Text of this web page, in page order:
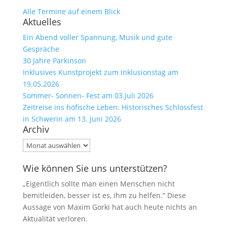
Alle Termine auf einem Blick
Aktuelles
Ein Abend voller Spannung, Musik und gute
Gespräche
30 Jahre Parkinson
Inklusives Kunstprojekt zum Inklusionstag am
19.05.2026
Sommer- Sonnen- Fest am 03.Juli 2026
Zeitreise ins höfische Leben: Historisches Schlossfest
in Schwerin am 13. Juni 2026
Archiv
Archiv
Wie können Sie uns unterstützen?
„Eigentlich sollte man einen Menschen nicht
bemitleiden, besser ist es, ihm zu helfen.” Diese
Aussage von Maxim Gorki hat auch heute nichts an
Aktualität verloren.